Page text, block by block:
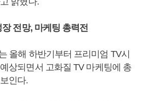
전망, 마케팅 총력전
올해 하반기부터 프리미엄 TV시
상되면서 고화질 TV 마케팅에 총
인다.